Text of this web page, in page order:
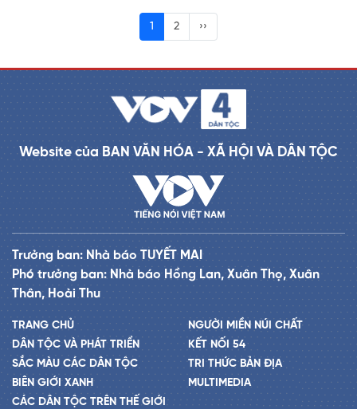
1 2 ››
Website của BAN VĂN HÓA - XÃ HỘI VÀ DÂN TỘC
Trưởng ban: Nhà báo TUYẾT MAI
Phó trưởng ban: Nhà báo Hồng Lan, Xuân Thọ, Xuân
Thân, Hoài Thu
TRANG CHỦ
DÂN TỘC VÀ PHÁT TRIỂN
SẮC MÀU CÁC DÂN TỘC
BIÊN GIỚI XANH
CÁC DÂN TỘC TRÊN THẾ GIỚI
NGƯỜI MIỀN NÚI CHẤT
KẾT NỐI 54
TRI THỨC BẢN ĐỊA
MULTIMEDIA